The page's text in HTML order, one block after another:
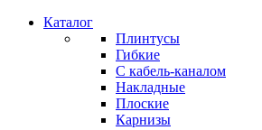
Каталог
Плинтусы
Гибкие
C кабель-каналом
Накладные
Плоские
Карнизы